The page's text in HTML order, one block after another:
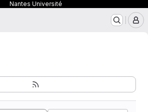
Nantes Université